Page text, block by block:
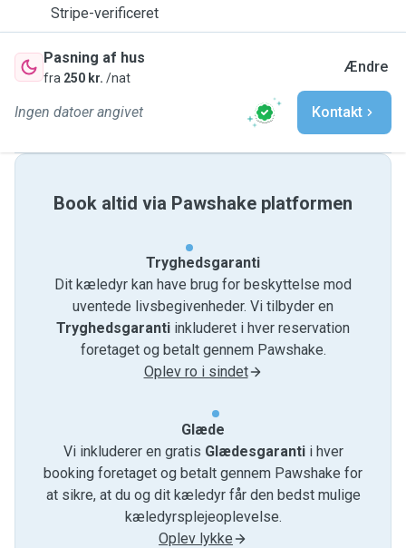
Stripe-verificeret
Pasning af hus
fra 250 kr. /nat
Ændre
Ingen datoer angivet Kontakt
Book altid via Pawshake platformen
Tryghedsgaranti
Dit kæledyr kan have brug for beskyttelse mod
uventede livsbegivenheder. Vi tilbyder en
Tryghedsgaranti inkluderet i hver reservation
foretaget og betalt gennem Pawshake.
Oplev ro i sindet
Glæde
Vi inkluderer en gratis Glædesgarantii hver
booking foretaget og betalt gennem Pawshake for
at sikre, at du og dit kæledyr får den bedst mulige
kæledyrsplejeoplevelse.
Oplev lykke